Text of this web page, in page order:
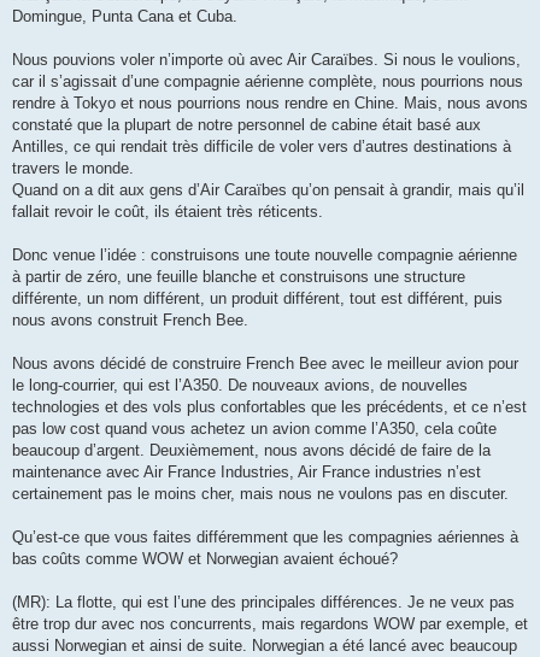
Domingue, Punta Cana et Cuba.
Nous pouvions voler n’importe où avec Air Caraïbes. Si nous le voulions,
car il s’agissait d’une compagnie aérienne complète, nous pourrions nous
rendre à Tokyo et nous pourrions nous rendre en Chine. Mais, nous avons
constaté que la plupart de notre personnel de cabine était basé aux
Antilles, ce qui rendait très difficile de voler vers d’autres destinations à
travers le monde.
Quand on a dit aux gens d’Air Caraïbes qu’on pensait à grandir, mais qu’il
fallait revoir le coût, ils étaient très réticents.
Donc venue l’idée : construisons une toute nouvelle compagnie aérienne
à partir de zéro, une feuille blanche et construisons une structure
différente, un nom différent, un produit différent, tout est différent, puis
nous avons construit French Bee.
Nous avons décidé de construire French Bee avec le meilleur avion pour
le long-courrier, qui est l’A350. De nouveaux avions, de nouvelles
technologies et des vols plus confortables que les précédents, et ce n’est
pas low cost quand vous achetez un avion comme l’A350, cela coûte
beaucoup d’argent. Deuxièmement, nous avons décidé de faire de la
maintenance avec Air France Industries, Air France industries n’est
certainement pas le moins cher, mais nous ne voulons pas en discuter.
Qu’est-ce que vous faites différemment que les compagnies aériennes à
bas coûts comme WOW et Norwegian avaient échoué?
(MR): La flotte, qui est l’une des principales différences. Je ne veux pas
être trop dur avec nos concurrents, mais regardons WOW par exemple, et
aussi Norwegian et ainsi de suite. Norwegian a été lancé avec beaucoup